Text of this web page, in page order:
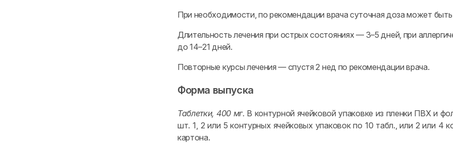
При необходимости, по рекомендации врача суточная доза может
Длительность лечения при острых состояниях — 3–5 дней, при
до 14–21 дней.
Повторные курсы лечения — спустя 2 нед по рекомендации врача.
Форма выпуска
Таблетки, 400 мг. В контурной ячейковой упаковке из пленки ПВХ и
шт. 1, 2 или 5 контурных ячейковых упаковок по 10 табл., или 2 или 4
картона.